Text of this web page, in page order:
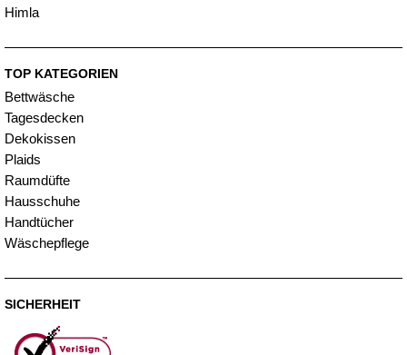
Himla
TOP KATEGORIEN
Bettwäsche
Tagesdecken
Dekokissen
Plaids
Raumdüfte
Hausschuhe
Handtücher
Wäschepflege
SICHERHEIT